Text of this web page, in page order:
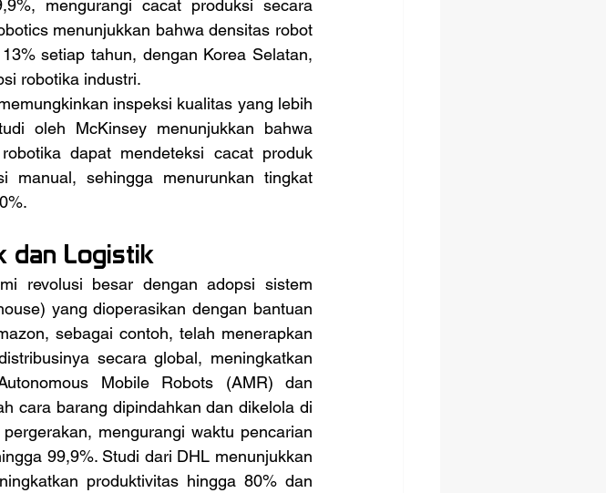
mengurangi cacat produksi secara
menunjukkan bahwa densitas robot
setiap tahun, dengan Korea Selatan,
robotika industri.
oleh McKinsey menunjukkan bahwa
dapat mendeteksi cacat produk
manual, sehingga menurunkan tingkat
dan Logistik
yang dioperasikan dengan bantuan
sebagai contoh, telah menerapkan
secara global, meningkatkan
Mobile Robots (AMR) dan
cara barang dipindahkan dan dikelola di
mengurangi waktu pencarian
99,9%. Studi dari DHL menunjukkan
produktivitas hingga 80% dan